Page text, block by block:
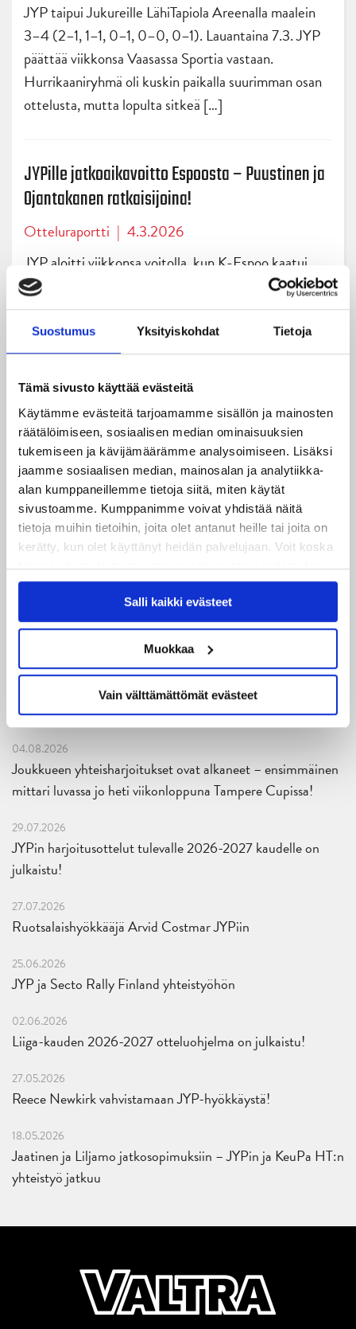
Suostumus Yksityiskohdat Tietoja
Tämä sivusto käyttää evästeitä
Käytämme evästeitä tarjoamamme sisällön ja mainosten
räätälöimiseen, sosiaalisen median ominaisuuksien
tukemiseen ja kävijämäärämme analysoimiseen. Lisäksi
jaamme sosiaalisen median, mainosalan ja analytiikka-
alan kumppaneillemme tietoja siitä, miten käytät
sivustoamme. Kumppanimme voivat yhdistää näitä
tietoja muihin tietoihin, joita olet antanut heille tai joita on
kerätty, kun olet käyttänyt heidän palvelujaan. Voit koska
tahansa kumota tai muuttaa suostumustasi evästeiden
käytöstäEvästeet-sivultamme.
Salli kaikki evästeet
Muokkaa
Vain välttämättömät evästeet
JYP taipui Jukureille LähiTapiola Areenalla maalein
3–4 (2–1, 1–1, 0–1, 0–0, 0–1). Lauantaina 7.3. JYP
päättää viikkonsa Vaasassa Sportia vastaan.
Hurrikaaniryhmä oli kuskin paikalla suurimman osan
ottelusta, mutta lopulta sitkeä […]
JYPille jatkoaikavoitto Espoosta – Puustinen ja
Ojantakanen ratkaisijoina!
Otteluraportti | 4.3.2026
JYP aloitti viikkonsa voitolla, kun K-Espoo kaatui
jatkoajalla maalein 2–3 (1–1, 1–0, 0–1, 0–1). JYP
onnistui nappaamaan Espoosta mukaansa kaksi
tärkeää pistettä. Keskiviikkona nähtiin äärimmäisen
tasainen kamppailu, joka olisi voinut […]
« Vanhemmat kirjoitukset
Uusimmat
08.08.2026
Turnausraportti: JYP juhlii seurahistorian ensimmäistä
Tampere Cupin voittoa!
06.08.2026
JYPin kausi käyntiin Tampere Cupista!
JYPin kapteenisto Liiga-kauteen 2026–2027 on nimetty
04.08.2026
Joukkueen yhteisharjoitukset ovat alkaneet – ensimmäinen
mittari luvassa jo heti viikonloppuna Tampere Cupissa!
29.07.2026
JYPin harjoitusottelut tulevalle 2026-2027 kaudelle on
julkaistu!
27.07.2026
Ruotsalaishyökkääjä Arvid Costmar JYPiin
25.06.2026
JYP ja Secto Rally Finland yhteistyöhön
02.06.2026
Liiga-kauden 2026-2027 otteluohjelma on julkaistu!
27.05.2026
Reece Newkirk vahvistamaan JYP-hyökkäystä!
18.05.2026
Jaatinen ja Liljamo jatkosopimuksiin – JYPin ja KeuPa HT:n
yhteistyö jatkuu